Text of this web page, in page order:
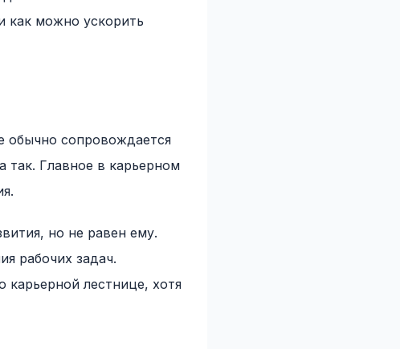
как можно ускорить
обычно сопровождается
так. Главное в карьерном
но не равен ему.
рабочих задач.
лестнице, хотя